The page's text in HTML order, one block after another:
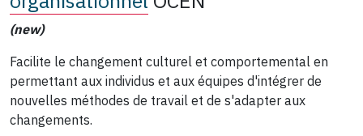
(new)
Facilite le changement culturel et comportemental en
permettant aux individus et aux équipes d'intégrer de
nouvelles méthodes de travail et de s'adapter aux
changements.